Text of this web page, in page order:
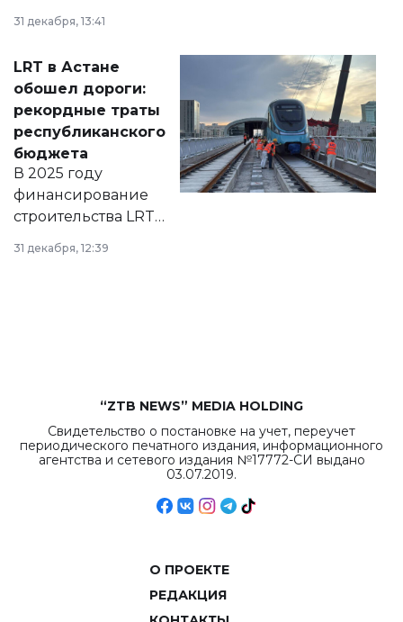
города на 2026–
2028 годы.
документ
появился в базе
нормативных
правовых актов и
на сайте маслихат
города.
31 декабря, 13:41
LRT в Астане
обошел дороги:
рекордные траты
республиканского
бюджета
В 2025 году
финансирование
строительства LRT
в Астане из
республиканского
31 декабря, 12:39
“ZTB NEWS” MEDIA HOLDING
Свидетельство о постановке на учет, переучет
периодического печатного издания, информационного
агентства и сетевого издания №17772-СИ выдано
03.07.2019.
О ПРОЕКТЕ
РЕДАКЦИЯ